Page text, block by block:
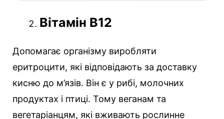
Вітамін В12
Допомагає організму виробляти
еритроцити, які відповідають за доставку
кисню до м’язів. Він є у рибі, молочних
продуктах і птиці. Тому веганам та
вегетаріанцям, які вживають рослинне